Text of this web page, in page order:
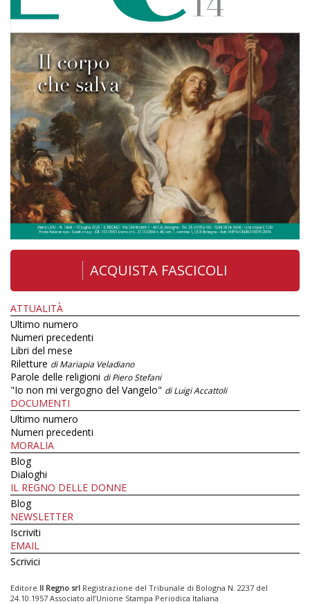
ACQUISTA FASCICOLI
ATTUALITÀ
Ultimo numero
Numeri precedenti
Libri del mese
Riletture di Mariapia Veladiano
Parole delle religioni di Piero Stefani
"Io non mi vergogno del Vangelo" di Luigi Accattoli
DOCUMENTI
Ultimo numero
Numeri precedenti
MORALIA
Blog
Dialoghi
IL REGNO DELLE DONNE
Blog
NEWSLETTER
Iscriviti
EMAIL
Scrivici
Editore Il Regno srl Registrazione del Tribunale di Bologna N. 2237 del
24.10.1957 Associato all’Unione Stampa Periodica Italiana